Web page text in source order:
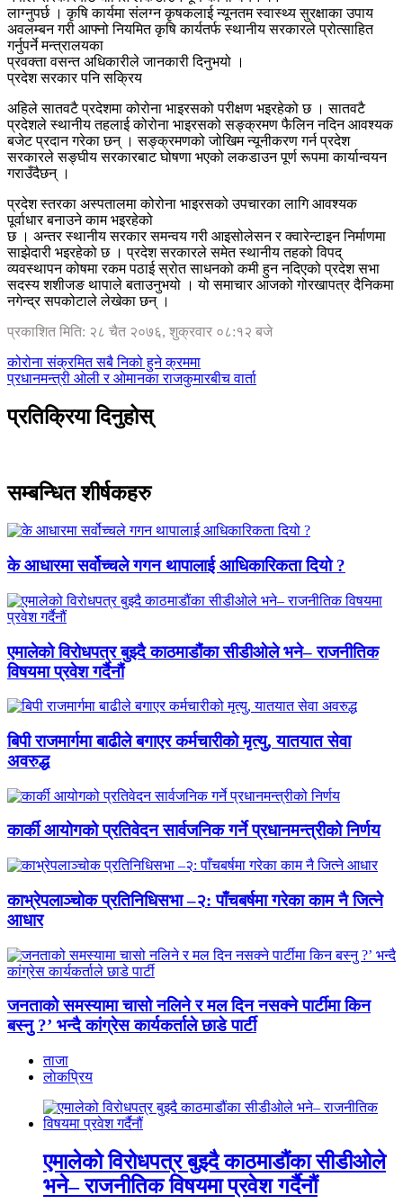
लाग्नुपर्छ । कृषि कार्यमा संलग्न कृषकलाई न्यूनतम स्वास्थ्य सुरक्षाका उपाय
अवलम्बन गरी आफ्नो नियमित कृषि कार्यतर्फ स्थानीय सरकारले प्रोत्साहित
गर्नुपर्ने मन्त्रालयका
प्रवक्ता वसन्त अधिकारीले जानकारी दिनुभयो ।
प्रदेश सरकार पनि सक्रिय
अहिले सातवटै प्रदेशमा कोरोना भाइरसको परीक्षण भइरहेको छ । सातवटै
प्रदेशले स्थानीय तहलाई कोरोना भाइरसको सङ्क्रमण फैलिन नदिन आवश्यक
बजेट प्रदान गरेका छन् । सङ्क्रमणको जोखिम न्यूनीकरण गर्न प्रदेश
सरकारले सङ्घीय सरकारबाट घोषणा भएको लकडाउन पूर्ण रूपमा कार्यान्वयन
गराउँदैछन् ।
प्रदेश स्तरका अस्पतालमा कोरोना भाइरसको उपचारका लागि आवश्यक
पूर्वाधार बनाउने काम भइरहेको
छ । अन्तर स्थानीय सरकार समन्वय गरी आइसोलेसन र क्वारेन्टाइन निर्माणमा
साझेदारी भइरहेको छ । प्रदेश सरकारले समेत स्थानीय तहको विपद्
व्यवस्थापन कोषमा रकम पठाई स्रोत साधनको कमी हुन नदिएको प्रदेश सभा
सदस्य शशीजङ थापाले बताउनुभयो । यो समाचार आजको गोरखापत्र दैनिकमा
नगेन्द्र सपकोटाले लेखेका छन् ।
प्रकाशित मिति: २८ चैत २०७६, शुक्रवार ०८:१२ बजे
कोरोना संक्रमित सबै निको हुने क्रममा
प्रधानमन्त्री ओली र ओमानका राजकुमारबीच वार्ता
प्रतिक्रिया दिनुहोस्
सम्बन्धित शीर्षकहरु
के आधारमा सर्वोच्चले गगन थापालाई आधिकारिकता दियो ?
एमालेको विरोधपत्र बुझ्दै काठमाडौंका सीडीओले भने– राजनीतिक
विषयमा प्रवेश गर्दैनौं
बिपी राजमार्गमा बाढीले बगाएर कर्मचारीको मृत्यु, यातयात सेवा
अवरुद्ध
कार्की आयोगको प्रतिवेदन सार्वजनिक गर्ने प्रधानमन्त्रीको निर्णय
काभ्रेपलाञ्चोक प्रतिनिधिसभा –२: पाँचबर्षमा गरेका काम नै जित्ने
आधार
जनताको समस्यामा चासो नलिने र मल दिन नसक्ने पार्टीमा किन
बस्नु ?’ भन्दै कांग्रेस कार्यकर्ताले छाडे पार्टी
ताजा
लाेकप्रिय
एमालेको विरोधपत्र बुझ्दै काठमाडौंका सीडीओले
भने– राजनीतिक विषयमा प्रवेश गर्दैनौं